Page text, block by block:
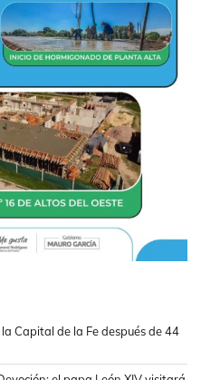
Capital de la Fe después de 44